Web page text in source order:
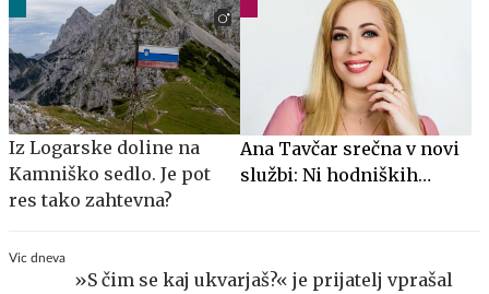
Iz Logarske doline na
Kamniško sedlo. Je pot
res tako zahtevna?
Ana Tavčar srečna v novi
službi: Ni hodniških
Vic dneva
»S čim se kaj ukvarjaš?« je prijatelj vprašal